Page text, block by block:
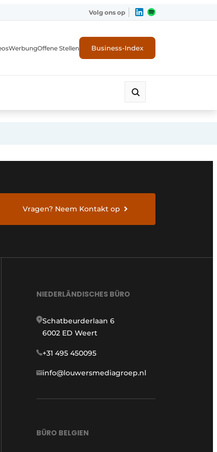
Volg ons op
WerbungOffene Stellen Business-Index
Vragen? Neem Kontakt op
NIEDERLÄNDISCHES BÜRO
Schatbeurderlaan 6
6002 ED Weert
+31 495 450095
info@louwersmediagroep.nl
BÜRO BELGIEN